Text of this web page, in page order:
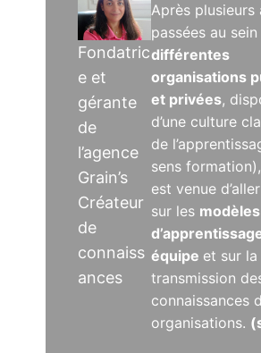
Fondatric
e et
gérante
de
l’agence
Grain’s
Créateur
de
connaiss
ances
Après plusieurs
passées au
différentes
organisations
et privées,
d’une culture
de
sens formation),
est venue
sur les modèles
équipe et sur la
transmission
connaissances
organisations.